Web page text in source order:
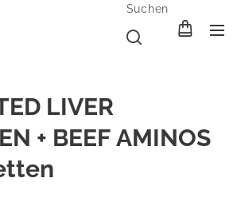
Suchen
LIVER
+ BEEF AMINOS